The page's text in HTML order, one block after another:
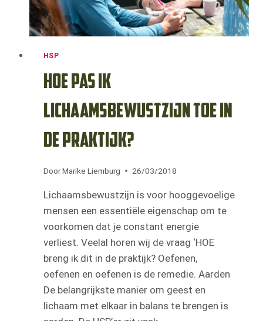
HSP
Hoe pas ik
lichaamsbewustzijn toe in
de praktijk?
Door Marike Liemburg 26/03/2018
Lichaamsbewustzijn is voor hooggevoelige
mensen een essentiële eigenschap om te
voorkomen dat je constant energie
verliest. Veelal horen wij de vraag ‘HOE
breng ik dit in de praktijk? Oefenen,
oefenen en oefenen is de remedie. Aarden
De belangrijkste manier om geest en
lichaam met elkaar in balans te brengen is